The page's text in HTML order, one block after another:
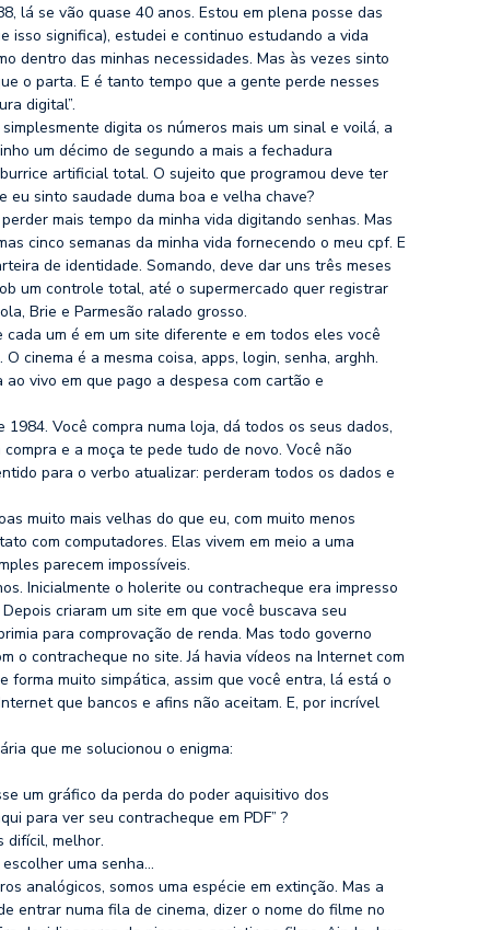
lá se vão quase 40 anos. Estou em plena posse das
isso significa), estudei e continuo estudando a vida
dentro das minhas necessidades. Mas às vezes sinto
o parta. E é tanto tempo que a gente perde nesses
digital”.
digita os números mais um sinal e voilá, a
um décimo de segundo a mais a fechadura
artificial total. O sujeito que programou deve ter
eu sinto saudade duma boa e velha chave?
mais tempo da minha vida digitando senhas. Mas
cinco semanas da minha vida fornecendo o meu cpf. E
de identidade. Somando, deve dar uns três meses
um controle total, até o supermercado quer registrar
Brie e Parmesão ralado grosso.
um é em um site diferente e em todos eles você
cinema é a mesma coisa, apps, login, senha, arghh.
vivo em que pago a despesa com cartão e
Você compra numa loja, dá todos os seus dados,
e a moça te pede tudo de novo. Você não
para o verbo atualizar: perderam todos os dados e
muito mais velhas do que eu, com muito menos
com computadores. Elas vivem em meio a uma
parecem impossíveis.
Inicialmente o holerite ou contracheque era impresso
criaram um site em que você buscava seu
para comprovação de renda. Mas todo governo
o contracheque no site. Já havia vídeos na Internet com
muito simpática, assim que você entra, lá está o
que bancos e afins não aceitam. E, por incrível
que me solucionou o enigma:
um gráfico da perda do poder aquisitivo dos
para ver seu contracheque em PDF” ?
difícil, melhor.
uma senha…
analógicos, somos uma espécie em extinção. Mas a
entrar numa fila de cinema, dizer o nome do filme no